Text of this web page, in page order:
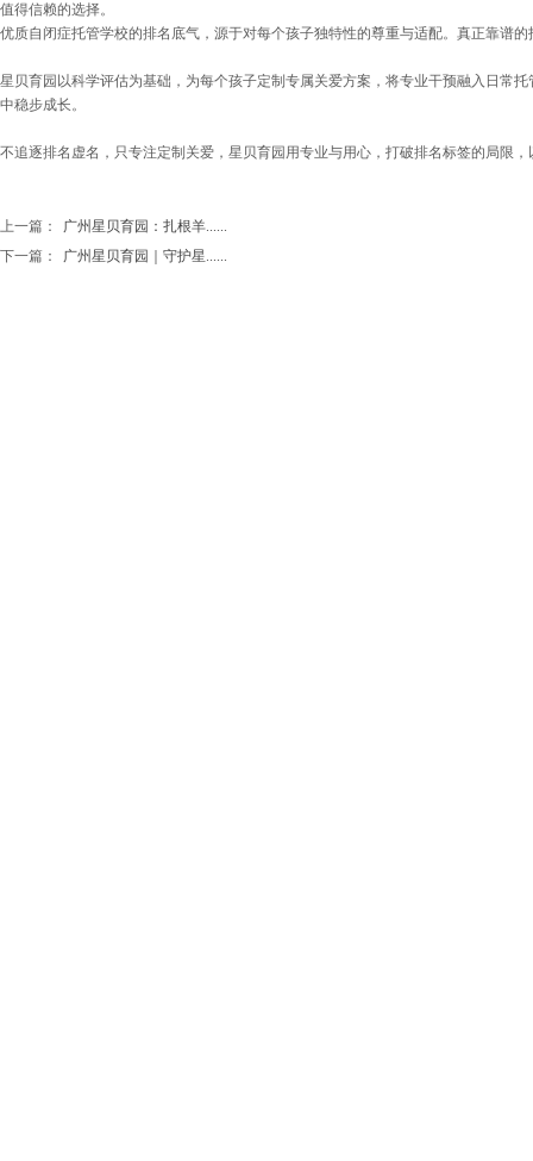
值得信赖的选择。
优质自闭症托管学校的排名底气，源于对每个孩子独特性的尊重与适配。真正靠谱
星贝育园以科学评估为基础，为每个孩子定制专属关爱方案，将专业干预融入日常
中稳步成长。
不追逐排名虚名，只专注定制关爱，星贝育园用专业与用心，打破排名标签的局限
上一篇：
广州星贝育园：扎根羊......
下一篇：
广州星贝育园｜守护星......